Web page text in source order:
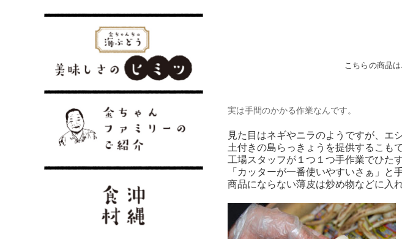
こちらの商品
実は手間のかかる作業なんです。
見た目はネギやニラのようですが、エ
土付きの島らっきょうを提供するこも
工場スタッフが１つ１つ手作業でひた
「カッターが一番使いやすいさぁ」と
商品にならない薄皮は炒め物などに入